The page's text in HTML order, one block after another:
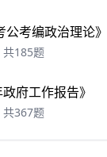
公考编政治理论》
共185题
政府工作报告》
共367题